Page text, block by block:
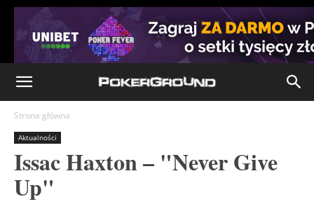
Strona główna
Aktualności
Issac Haxton – "Never Give
Up"